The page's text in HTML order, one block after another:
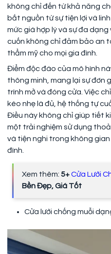
không chỉ đến từ khả năng
bắt nguồn từ sự tiện lợi và
mức giá hợp lý và sự đa
cuốn không chỉ đảm bảo an
thẩm mỹ cho mọi gia đình.
Điểm độc đáo của mô hình
thông minh, mang lại sự đơn
trình mở và đóng cửa. Việc
kéo nhẹ là đủ, hệ thống tự
Điều này không chỉ giúp tiết
một trải nghiệm sử dụng
và tiện nghi trong không
đình.
Xem thêm: 5+Cửa Lưới
Bền Đẹp, Giá Tốt
Cửa lưới chống muỗi